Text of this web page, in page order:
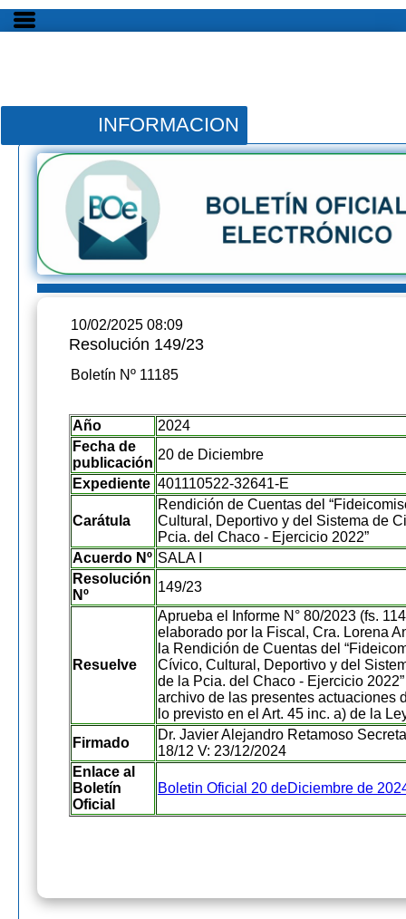
INFORMACION
10/02/2025 08:09
Resolución 149/23
Boletín Nº 11185
Año
2024
Fecha de
publicación
20 de Diciembre
Expediente 401110522-32641-E
Carátula
Rendición de Cuentas del
Cultural, Deportivo y del Sistema de
Pcia. del Chaco - Ejercicio 2022”
Acuerdo Nº SALA I
Resolución
Nº
149/23
Resuelve
Aprueba el Informe N° 80/2023 (fs.
elaborado por la Fiscal, Cra. Lorena
la Rendición de Cuentas del
Cívico, Cultural, Deportivo y del
de la Pcia. del Chaco - Ejercicio
archivo de las presentes actuaciones
lo previsto en el Art. 45 inc. a) de la
Firmado
Dr. Javier Alejandro Retamoso
18/12 V: 23/12/2024
Enlace al
Boletín
Oficial
Boletin Oficial 20 deDiciembre de